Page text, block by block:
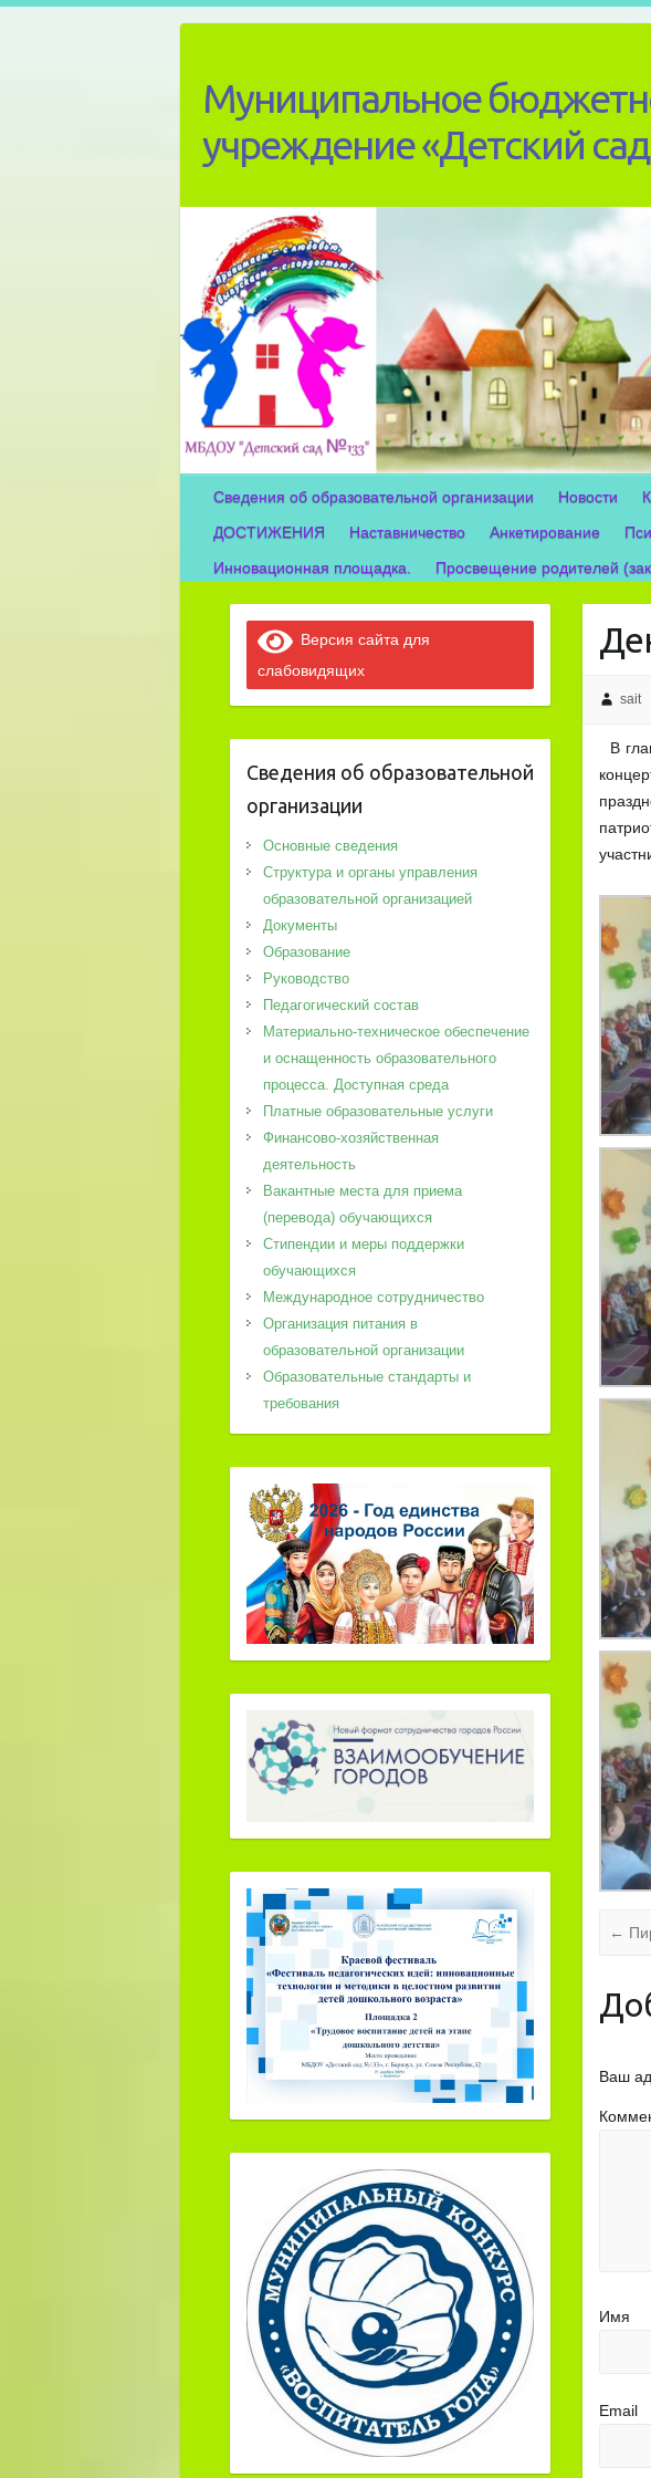
Муниципальное
учреждение «Детский
Сведения об образовательной организации Новости
ДОСТИЖЕНИЯ
Наставничество Анкетирование
Инновационная площадка.
Просвещение родителей
sait
В
←
Ваш
Имя
Email
Версия сайта для
слабовидящих
Сведения об образовательной
организации
Основные сведения
Структура и органы управления
образовательной организацией
Документы
Образование
Руководство
Педагогический состав
Материально-техническое обеспечение
и оснащенность образовательного
процесса. Доступная среда
Платные образовательные услуги
Финансово-хозяйственная
деятельность
Вакантные места для приема
(перевода) обучающихся
Стипендии и меры поддержки
обучающихся
Международное сотрудничество
Организация питания в
образовательной организации
Образовательные стандарты и
требования